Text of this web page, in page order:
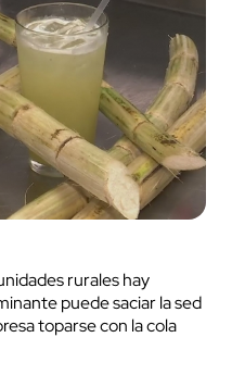
rurales hay
puede saciar la sed
toparse con la cola